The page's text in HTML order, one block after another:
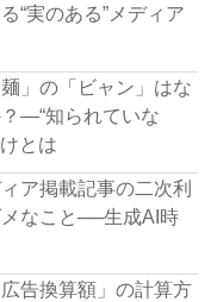
“実のある”メディア
」の「ビャン」はな
―“知られていな
とは
ア掲載記事の二次利
なこと──生成AI時
告換算額」の計算方